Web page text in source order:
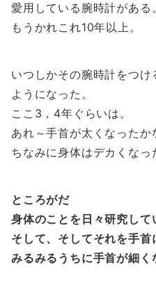
愛用している腕時計がある。
もうかれこれ10年以上。
いつしかその腕時計をつ
ようになった。
ここ3，4年ぐらいは。
あれ～手首が太くなったか
ちなみに身体はデカくなっ
ところがだ
身体のことを日々研究して
そして、そしてそれを手首
みるみるうちに手首が細く